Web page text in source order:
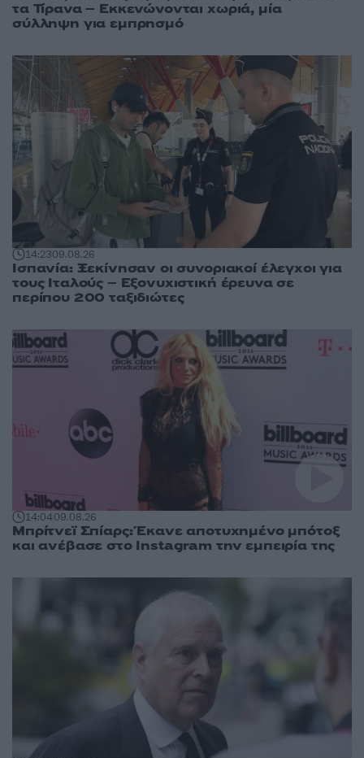
τα Τίρανα – Εκκενώνονται χωριά, μία
σύλληψη για εμπρησμό
14:2309.08.26
Ισπανία: Ξεκίνησαν οι συνοριακοί έλεγχοι για
τους Ιταλούς – Εξονυχιστική έρευνα σε
περίπου 200 ταξιδιώτες
14:0409.08.26
Μπρίτνεϊ Σπίαρς: Έκανε αποτυχημένο μπότοξ
και ανέβασε στο Instagram την εμπειρία της